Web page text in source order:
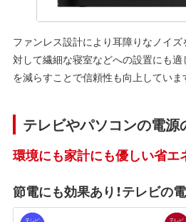
ファンレス設計により耳障りなノイ
対して繊細な寝室などへの設置にも適
を減らすことで信頼性も向上していま
テレビやパソコンの電源
環境にも家計にも優しい省エ
節電にも効果あり！テレビの